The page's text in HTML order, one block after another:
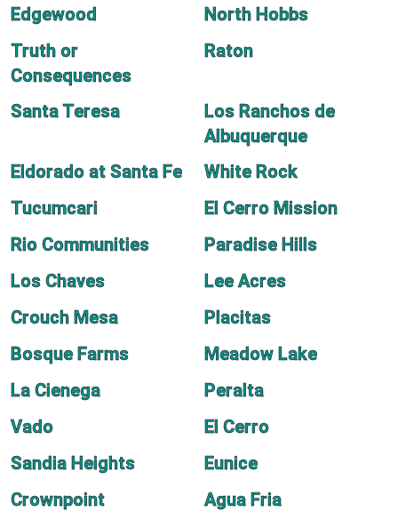
Edgewood
North Hobbs
Truth or
Consequences
Raton
Santa Teresa
Los Ranchos de
Albuquerque
Eldorado at Santa Fe
White Rock
Tucumcari
El Cerro Mission
Rio Communities
Paradise Hills
Los Chaves
Lee Acres
Crouch Mesa
Placitas
Bosque Farms
Meadow Lake
La Cienega
Peralta
Vado
El Cerro
Sandia Heights
Eunice
Crownpoint
Agua Fria